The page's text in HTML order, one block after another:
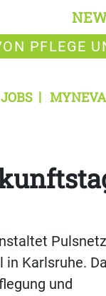
PFLEGE
JOBS
Pulsnetz
in Karlsruhe.
und